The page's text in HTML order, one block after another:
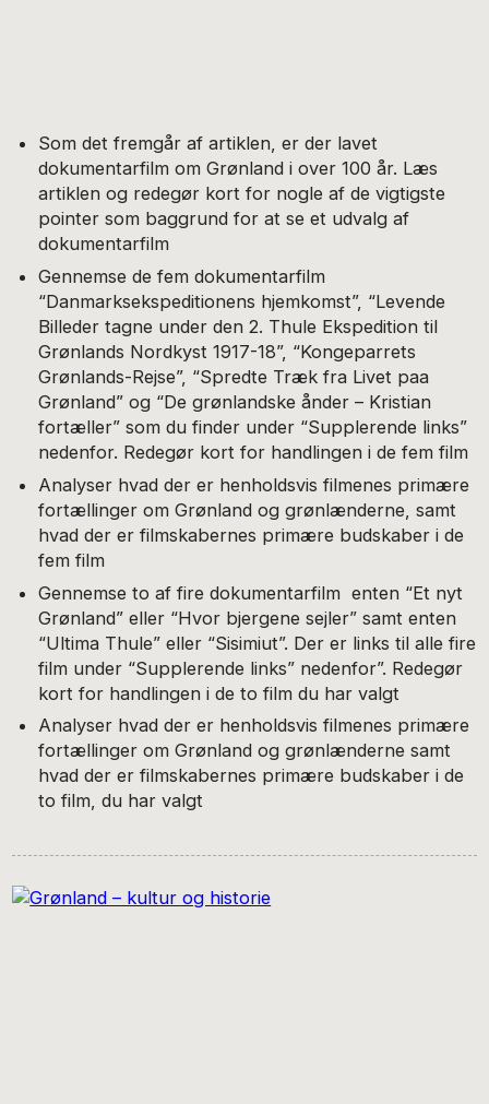
Som det fremgår af artiklen, er der lavet
dokumentarfilm om Grønland i over 100 år. Læs
artiklen og redegør kort for nogle af de vigtigste
pointer som baggrund for at se et udvalg af
dokumentarfilm
Gennemse de fem dokumentarfilm
“Danmarksekspeditionens hjemkomst”, “Levende
Billeder tagne under den 2. Thule Ekspedition til
Grønlands Nordkyst 1917-18”, “Kongeparrets
Grønlands-Rejse”, “Spredte Træk fra Livet paa
Grønland” og “De grønlandske ånder – Kristian
fortæller” som du finder under “Supplerende links”
nedenfor. Redegør kort for handlingen i de fem film
Analyser hvad der er henholdsvis filmenes primære
fortællinger om Grønland og grønlænderne, samt
hvad der er filmskabernes primære budskaber i de
fem film
Gennemse to af fire dokumentarfilm enten “Et nyt
Grønland” eller “Hvor bjergene sejler” samt enten
“Ultima Thule” eller “Sisimiut”. Der er links til alle fire
film under “Supplerende links” nedenfor”. Redegør
kort for handlingen i de to film du har valgt
Analyser hvad der er henholdsvis filmenes primære
fortællinger om Grønland og grønlænderne samt
hvad der er filmskabernes primære budskaber i de
to film, du har valgt